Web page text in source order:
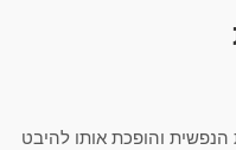
והופכת אותו להיבט